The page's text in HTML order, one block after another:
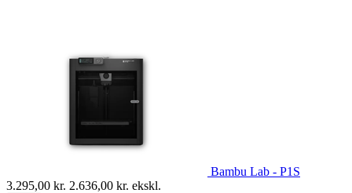
Bambu Lab - P1S
3.295,00 kr. 2.636,00 kr. ekskl.